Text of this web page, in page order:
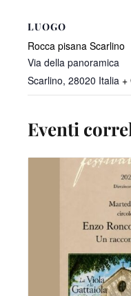
LUOGO
Rocca pisana Scarlino
Via della panoramica
Scarlino, 28020 Italia +
Eventi